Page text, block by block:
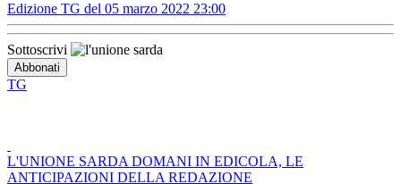
Edizione TG del 05 marzo 2022 23:00
Sottoscrivi
TG
L'UNIONE SARDA DOMANI IN EDICOLA, LE
ANTICIPAZIONI DELLA REDAZIONE